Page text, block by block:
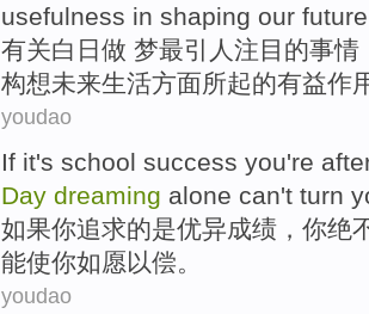
usefulness in shaping our future
有关白日做 梦最引人注目 的事情
构想未来生活方面所起的有益作
youdao
If it's school success you're
Day dreaming alone can't turn
如果你追求的是优异成绩 ，你绝
能使你如愿以偿。
youdao